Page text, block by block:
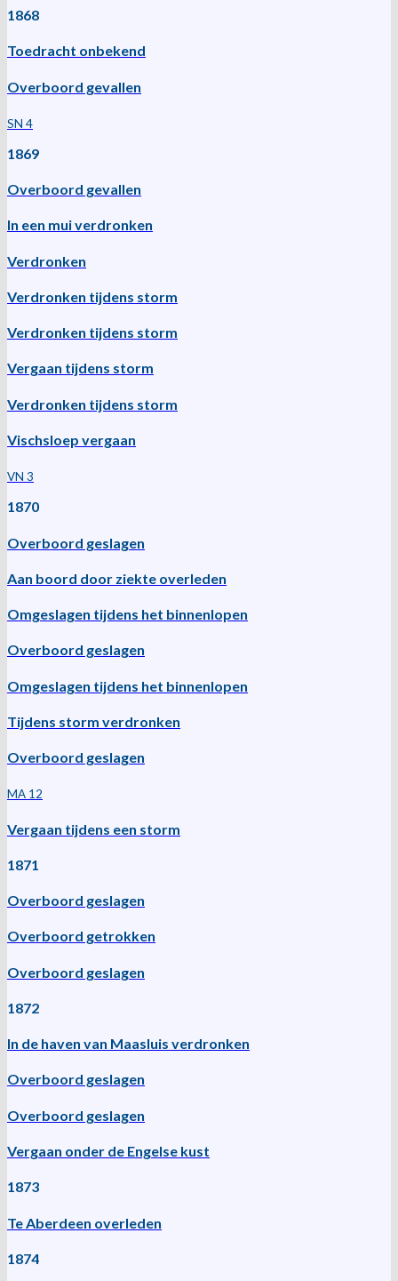
1868
Toedracht onbekend
Overboord gevallen
SN 4
1869
Overboord gevallen
In een mui verdronken
Verdronken
Verdronken tijdens storm
Verdronken tijdens storm
Vergaan tijdens storm
Verdronken tijdens storm
Vischsloep vergaan
VN 3
1870
Overboord geslagen
Aan boord door ziekte overleden
Omgeslagen tijdens het binnenlopen
Overboord geslagen
Omgeslagen tijdens het binnenlopen
Tijdens storm verdronken
Overboord geslagen
MA 12
Vergaan tijdens een storm
1871
Overboord geslagen
Overboord getrokken
Overboord geslagen
1872
In de haven van Maasluis verdronken
Overboord geslagen
Overboord geslagen
Vergaan onder de Engelse kust
1873
Te Aberdeen overleden
1874